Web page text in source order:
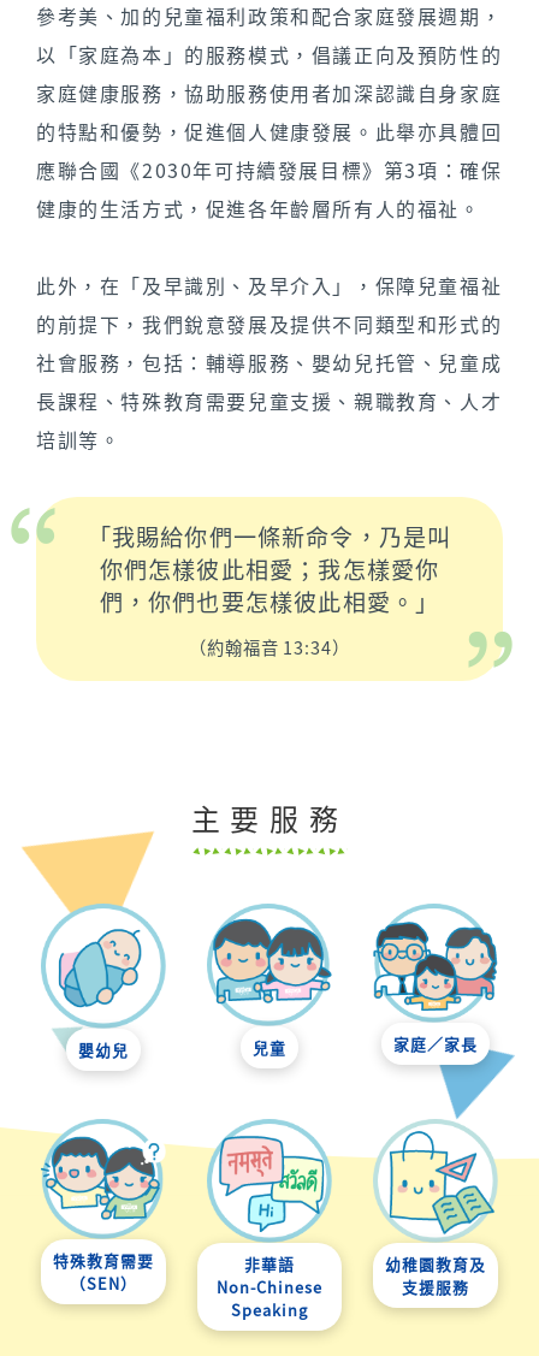
參考美、加的兒童福利政策和配合家庭發展週期，
以「家庭為本」的服務模式，倡議正向及預防性的
家庭健康服務，協助服務使用者加深認識自身家庭
的特點和優勢，促進個人健康發展。此舉亦具體回
應聯合國《2030年可持續發展目標》第3項：確保
健康的生活方式，促進各年齡層所有人的福祉。
此外，在「及早識別、及早介入」，保障兒童福祉
的前提下，我們銳意發展及提供不同類型和形式的
社會服務，包括：輔導服務、嬰幼兒托管、兒童成
長課程、特殊教育需要兒童支援、親職教育、人才
培訓等。
「我賜給你們一條新命令，乃是叫
你們怎樣彼此相愛；我怎樣愛你
們，你們也要怎樣彼此相愛。」
（約翰福音 13:34）
主要服務
嬰幼兒 兒童 家庭／家長
特殊教育需要
（SEN）
非華語
Non-Chinese
Speaking
幼稚園教育及
支援服務